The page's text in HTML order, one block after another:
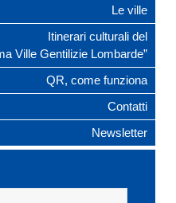
Le ville
Itinerari culturali del
Ville Gentilizie Lombarde”
QR, come funziona
Contatti
Newsletter